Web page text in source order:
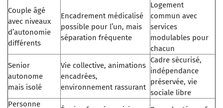
Couple âgé
avec niveaux
d’autonomie
différents
Encadrement médicalisé
possible pour l’un, mais
séparation fréquente
Logement
commun avec
services
modulables pour
chacun
Senior
autonome
mais isolé
Vie collective, animations
encadrées,
environnement rassurant
Cadre sécurisé,
indépendance
préservée, vie
sociale libre
Personne